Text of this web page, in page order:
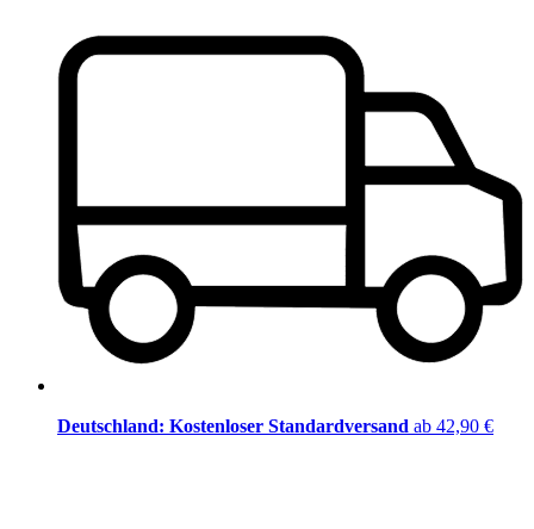
Deutschland: Kostenloser Standardversand ab 42,90 €